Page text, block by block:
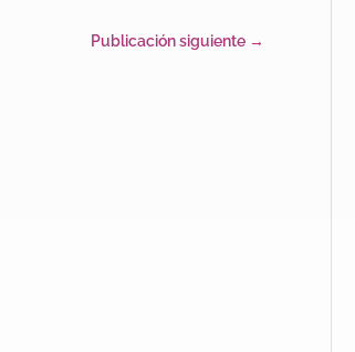
Publicación siguiente →